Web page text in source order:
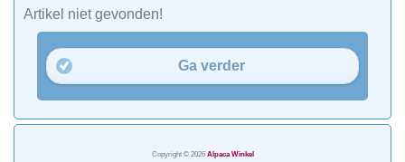
Artikel niet gevonden!
Ga verder
Copyright © 2026 Alpaca Winkel